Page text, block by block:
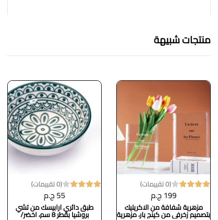
منتجات شبيهة
(0 تقييمات)
199 ج.م
مزهرية شفافة من الاكريليك
بتصميم زخرفي من كينج بار، مزهرية
(0 تقييمات)
55 ج.م
طبق دائري ارابيسك من تشي
بروشيا بقطر 8 سم، اخضر/